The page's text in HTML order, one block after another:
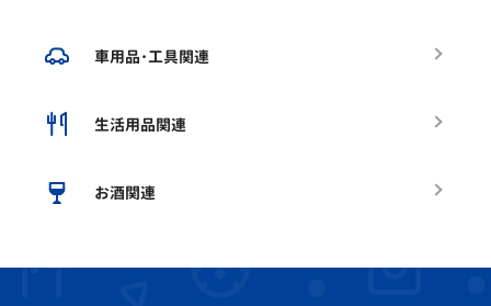
車用品･工具関連
生活用品関連
お酒関連